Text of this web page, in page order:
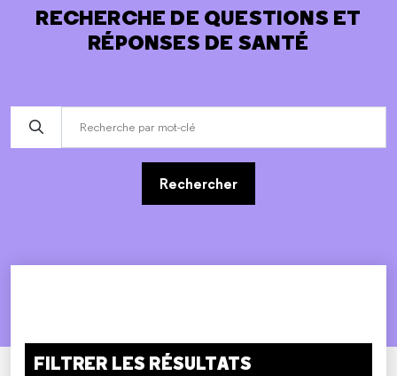
RECHERCHE DE QUESTIONS ET
RÉPONSES DE SANTÉ
Rechercher
FILTRER LES RÉSULTATS